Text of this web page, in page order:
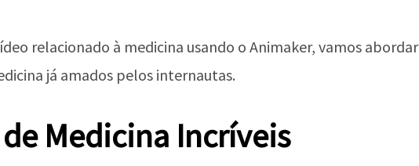
relacionado à medicina usando o Animaker, vamos abordar
já amados pelos internautas.
Medicina Incríveis